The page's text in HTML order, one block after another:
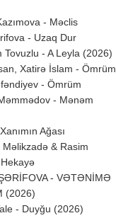
- Məclis
- Uzaq Dur
Tovuzlu - A Leyla (2026)
Xatirə İslam - Ömrüm
- Ömrüm
- Mənəm
Ağası
Məlikzadə & Rasim
- VƏTƏNİMƏ
(2026)
- Duyğu (2026)